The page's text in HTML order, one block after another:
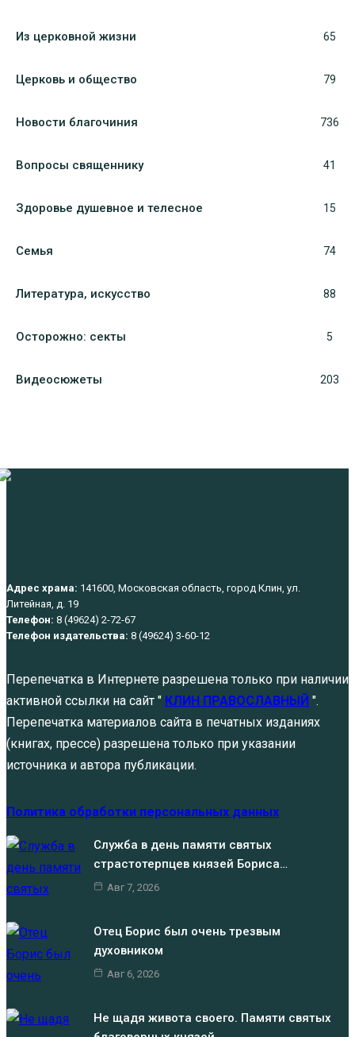
Из церковной жизни 65
Церковь и общество 79
Новости благочиния 736
Вопросы священнику 41
Здоровье душевное и телесное 15
Семья 74
Литература, искуcство 88
Осторожно: секты 5
Видеосюжеты 203
Адрес храма: 141600, Московская область, город Клин, ул.
Литейная, д. 19
Телефон: 8 (49624) 2-72-67
Телефон издательства: 8 (49624) 3-60-12
Перепечатка в Интернете разрешена только при наличии
активной ссылки на сайт " КЛИН ПРАВОСЛАВНЫЙ ".
Перепечатка материалов сайта в печатных изданиях
(книгах, прессе) разрешена только при указании
источника и автора публикации.
Политика обработки персональных данных
Служба в день памяти святых
страстотерпцев князей Бориса…
Авг 7, 2026
Отец Борис был очень трезвым
духовником
Авг 6, 2026
Не щадя живота своего. Памяти святых